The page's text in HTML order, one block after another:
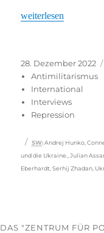
„„Die Lage für
weiterlesen
Veröffentlicht
am
28. Dezember 2022
Antimilitarismus
International
Interviews
Repression
Schlagwörter
SW: Andrej Hunko ,
und die Ukraine.
,Julian
Eberhardt ,Serhij Zhadan
DAS "ZENTRUM FÜR